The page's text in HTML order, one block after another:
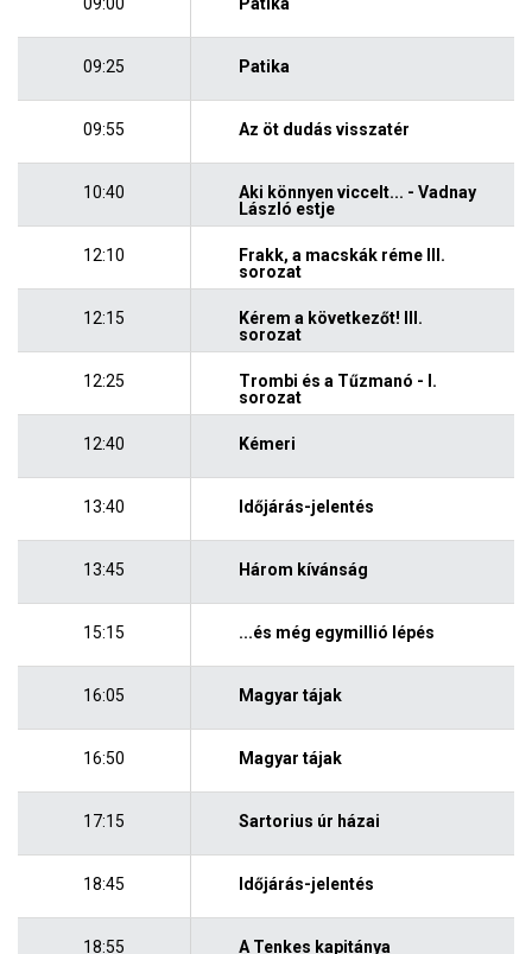
09:25 Patika
09:55 Az öt dudás visszatér
10:40
Aki könnyen viccelt... - Vadnay
László estje
12:10
Frakk, a macskák réme III.
sorozat
12:15
Kérem a következőt! III.
sorozat
12:25
Trombi és a Tűzmanó - I.
sorozat
12:40 Kémeri
13:40 Időjárás-jelentés
13:45 Három kívánság
15:15 ...és még egymillió lépés
16:05 Magyar tájak
16:50 Magyar tájak
17:15 Sartorius úr házai
18:45 Időjárás-jelentés
18:55 A Tenkes kapitánya